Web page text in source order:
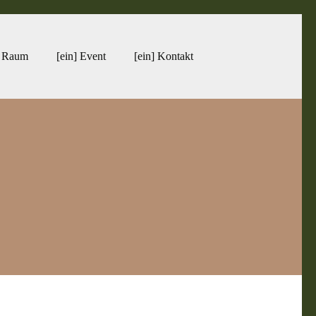
[ein] Event [ein] Kontakt